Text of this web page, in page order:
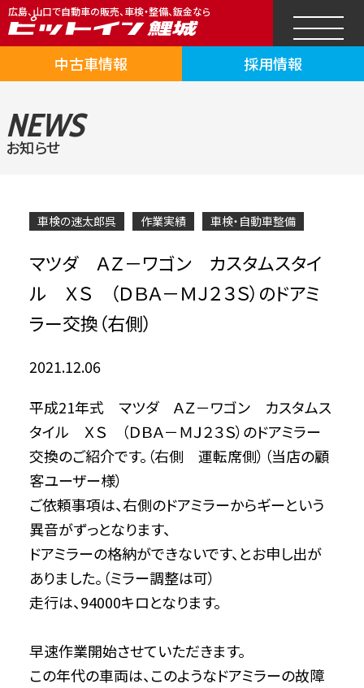
広島、山口で自動車の販売、車検・整備、鈑金なら
中古車情報 採用情報
NEWS
お知らせ
車検の速太郎呉 作業実績 車検・自動車整備
マツダ ＡＺ－ワゴン カスタムスタイ
ル ＸＳ （ＤＢＡ－ＭＪ２３Ｓ）のドアミ
ラー交換（右側）
2021.12.06
平成21年式 マツダ ＡＺ－ワゴン カスタムス
タイル ＸＳ （ＤＢＡ－ＭＪ２３Ｓ）のドアミラー
交換のご紹介です。（右側 運転席側）（当店の顧
客ユーザー様）
ご依頼事項は、右側のドアミラーからギーという
異音がずっとなります、
ドアミラーの格納ができないです、とお申し出が
ありました。（ミラー調整は可）
走行は、94000キロとなります。
早速作業開始させていただきます。
この年代の車両は、このようなドアミラーの故障